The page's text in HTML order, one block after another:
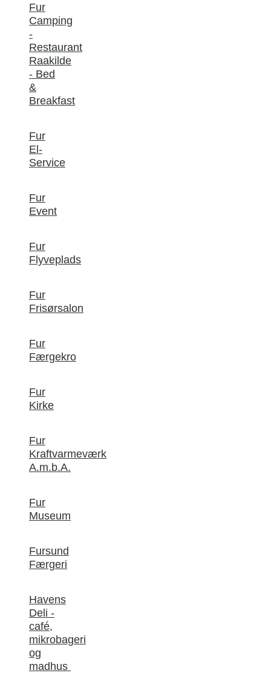
Fur
Camping
-
Restaurant
Raakilde
- Bed
&
Breakfast
Fur
El-
Service
Fur
Event
Fur
Flyveplads
Fur
Frisørsalon
Fur
Færgekro
Fur
Kirke
Fur
Kraftvarmeværk
A.m.b.A.
Fur
Museum
Fursund
Færgeri
Havens
Deli -
café,
mikrobageri
og
madhus